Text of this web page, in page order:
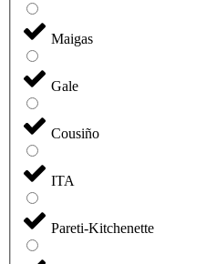
Maigas
Gale
Cousiño
ITA
Pareti-Kitchenette